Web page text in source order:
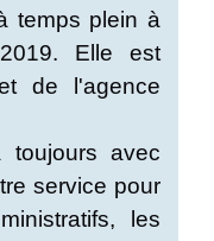
temps plein à
Elle est
de l'agence
toujours avec
service pour
les